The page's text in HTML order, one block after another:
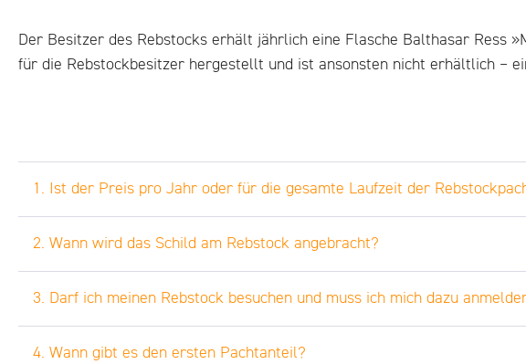
Der Besitzer des Rebstocks erhält jährlich eine Flasche Balthasar Ress
für die Rebstockbesitzer hergestellt und ist ansonsten nicht erhältlich –
1. Ist der Preis pro Jahr oder für die gesamte Laufzeit der
2. Wann wird das Schild am Rebstock angebracht?
3. Darf ich meinen Rebstock besuchen und muss ich mich dazu
4. Wann gibt es den ersten Pachtanteil?